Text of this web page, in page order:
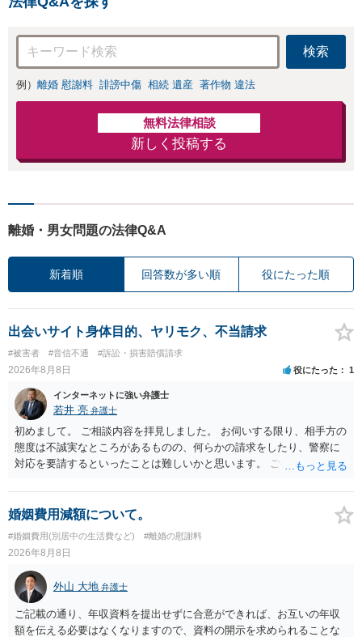
で金銭的に満足で
きる解決を目指し
ます。
検索
例） 離婚 慰謝料 誹謗中傷 相続 遺産 著作物 違法
無料法律相談
新しく投稿する
離婚・男女問題の法律Q&A
新着順 回答数が多い順 役にたった順
出会いサイト身体目的、ヤリモク、不当請求
#被害者 #音信不通 #訴訟・損害賠償請求
2026年8月8日 役にたった 1
インターネットに強い弁護士
若井 亮 弁護士
初めまして。 ご相談内容を拝見しました。 お伺いする限り、相手方の
態度は不誠実なところがあるものの、何らかの請求をしたり、警察に
対応を要請するといったことは難しいかと思います。 ご参考になれば
婚姻費用減額について。
#婚姻費用(別居中の生活費など) #離婚の慰謝料
2026年8月8日
外山 大地 弁護士
ご記載の通り、年収資料を提出せずに合意ができれば、お互いの年収
額を伝える必要はなくなりますので、資料の開示を求められることな